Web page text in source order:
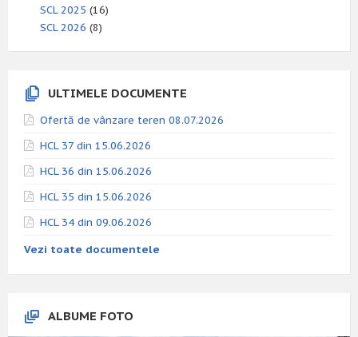
SCL 2025 (16)
SCL 2026 (8)
ULTIMELE DOCUMENTE
Ofertă de vânzare teren 08.07.2026
HCL 37 din 15.06.2026
HCL 36 din 15.06.2026
HCL 35 din 15.06.2026
HCL 34 din 09.06.2026
Vezi toate documentele
ALBUME FOTO